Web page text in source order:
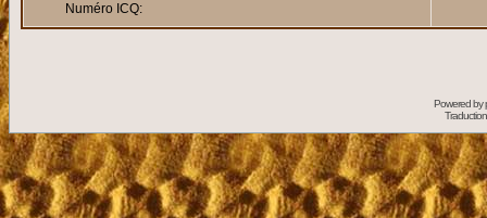
Numéro ICQ:
Powered by